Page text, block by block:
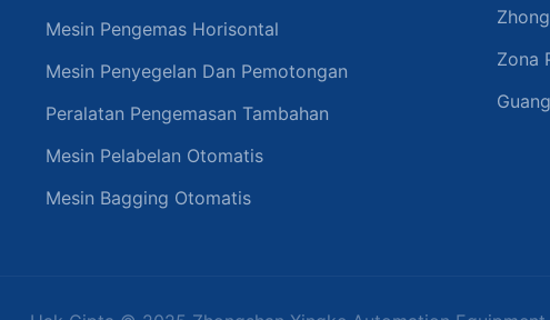
Mesin Pengemas Horisontal
Mesin Penyegelan Dan Pemotongan
Peralatan Pengemasan Tambahan
Mesin Pelabelan Otomatis
Mesin Bagging Otomatis
Zona